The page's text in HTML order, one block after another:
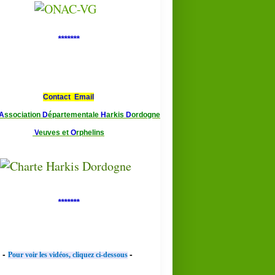
*******
Contact Email
ssociation Départementale Harkis Dordogne
Veuves et Orphelins
*******
- Pour voir les vidéos, cliquez ci-dessous -